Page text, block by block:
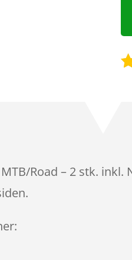
Road – 2 stk.